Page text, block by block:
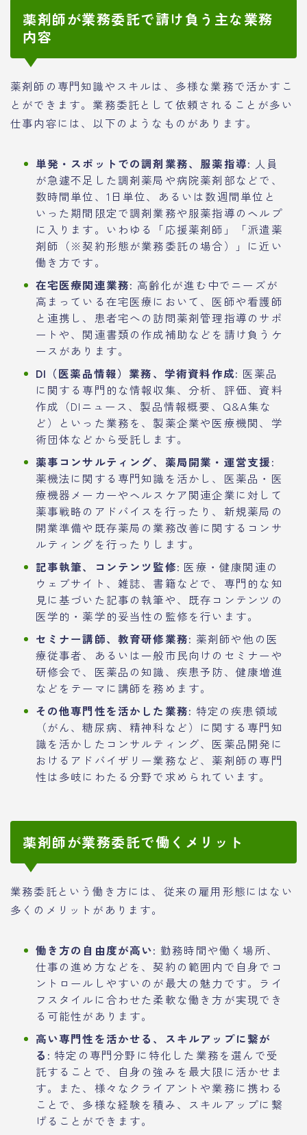
薬剤師が業務委託で請け負う主な業務
内容
薬剤師の専門知識やスキルは、多様な業務で活かすこ
とができます。業務委託として依頼されることが多い
仕事内容には、以下のようなものがあります。
単発・スポットでの調剤業務、服薬指導: 人員
が急遽不足した調剤薬局や病院薬剤部などで、
数時間単位、1日単位、あるいは数週間単位と
いった期間限定で調剤業務や服薬指導のヘルプ
に入ります。いわゆる「応援薬剤師」「派遣薬
剤師（※契約形態が業務委託の場合）」に近い
働き方です。
在宅医療関連業務: 高齢化が進む中でニーズが
高まっている在宅医療において、医師や看護師
と連携し、患者宅への訪問薬剤管理指導のサポ
ートや、関連書類の作成補助などを請け負うケ
ースがあります。
DI（医薬品情報）業務、学術資料作成: 医薬品
に関する専門的な情報収集、分析、評価、資料
作成（DIニュース、製品情報概要、Q&A集な
ど）といった業務を、製薬企業や医療機関、学
術団体などから受託します。
薬事コンサルティング、薬局開業・運営支援:
薬機法に関する専門知識を活かし、医薬品・医
療機器メーカーやヘルスケア関連企業に対して
薬事戦略のアドバイスを行ったり、新規薬局の
開業準備や既存薬局の業務改善に関するコンサ
ルティングを行ったりします。
記事執筆、コンテンツ監修: 医療・健康関連の
ウェブサイト、雑誌、書籍などで、専門的な知
見に基づいた記事の執筆や、既存コンテンツの
医学的・薬学的妥当性の監修を行います。
セミナー講師、教育研修業務: 薬剤師や他の医
療従事者、あるいは一般市民向けのセミナーや
研修会で、医薬品の知識、疾患予防、健康増進
などをテーマに講師を務めます。
その他専門性を活かした業務: 特定の疾患領域
（がん、糖尿病、精神科など）に関する専門知
識を活かしたコンサルティング、医薬品開発に
おけるアドバイザリー業務など、薬剤師の専門
性は多岐にわたる分野で求められています。
薬剤師が業務委託で働くメリット
業務委託という働き方には、従来の雇用形態にはない
多くのメリットがあります。
働き方の自由度が高い: 勤務時間や働く場所、
仕事の進め方などを、契約の範囲内で自身でコ
ントロールしやすいのが最大の魅力です。ライ
フスタイルに合わせた柔軟な働き方が実現でき
る可能性があります。
高い専門性を活かせる、スキルアップに繋が
る: 特定の専門分野に特化した業務を選んで受
託することで、自身の強みを最大限に活かせま
す。また、様々なクライアントや業務に携わる
ことで、多様な経験を積み、スキルアップに繋
げることができます。